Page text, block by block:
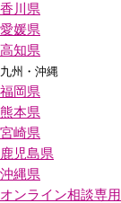
香川県
愛媛県
高知県
九州・沖縄
福岡県
熊本県
宮崎県
鹿児島県
沖縄県
オンライン相談専用